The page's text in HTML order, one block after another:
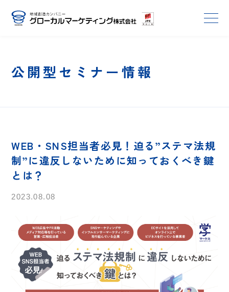
公開型セミナー情報
WEB・SNS担当者必見！迫る”ステマ法規
制”に違反しないために知っておくべき鍵
とは？
2023.08.08